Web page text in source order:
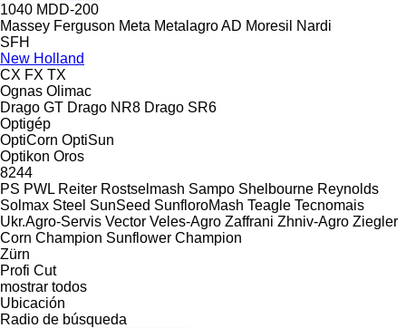
1040 MDD-200
Massey Ferguson Meta Metalagro AD Moresil
Nardi
SFH
New Holland
CX FX TX
Ognas Olimac
Drago GT Drago NR8 Drago SR6
Optigép
OptiCorn OptiSun
Optikon Oros
8244
PS PWL Reiter Rostselmash Sampo Shelbourne Reynolds
Solmax Steel SunSeed SunfloroMash Teagle Tecnomais
Ukr.Agro-Servis Vector Veles-Agro Zaffrani Zhniv-Agro Ziegler
Corn Champion Sunflower Champion
Zürn
Profi Cut
mostrar todos
Ubicación
Radio de búsqueda